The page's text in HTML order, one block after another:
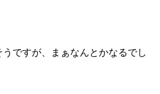
ですが、まぁなんとかなるでし